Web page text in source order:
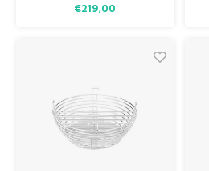
GRILLEN. NORMAAL IS EEN KIP
SPIT KOMT DIE NOG SAPPIGER
€219,00